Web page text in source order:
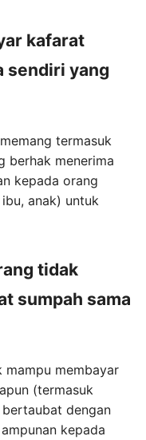
kafarat
sendiri yang
termasuk
berhak menerima
kepada orang
anak) untuk
tidak
sumpah sama
mampu membayar
(termasuk
dengan
kepada